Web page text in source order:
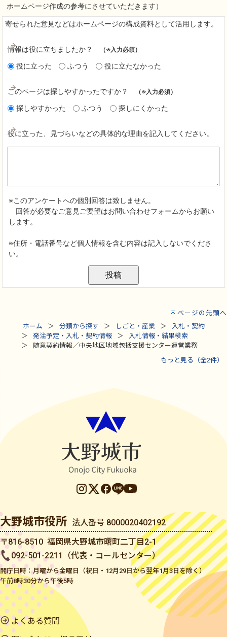
ページの先頭へ
ホーム
分類から探す しごと・産業
入札・契約
発注予定・入札・契約情報
入札情報・結果検索
随意契約情報／中央地区地域包括支援センター運営業務
もっと見る（全2件）
大野城市役所 法人番号 8000020402192
〒816-8510 福岡県大野城市曙町二丁目2-1
092-501-2211（代表・コールセンター）
開庁日時：月曜から金曜日（祝日・12月29日から翌年1月3日を除く）
午前8時30分から午後5時
よくある質問